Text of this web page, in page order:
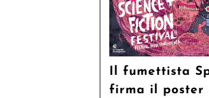
Il fumettista
firma il poster